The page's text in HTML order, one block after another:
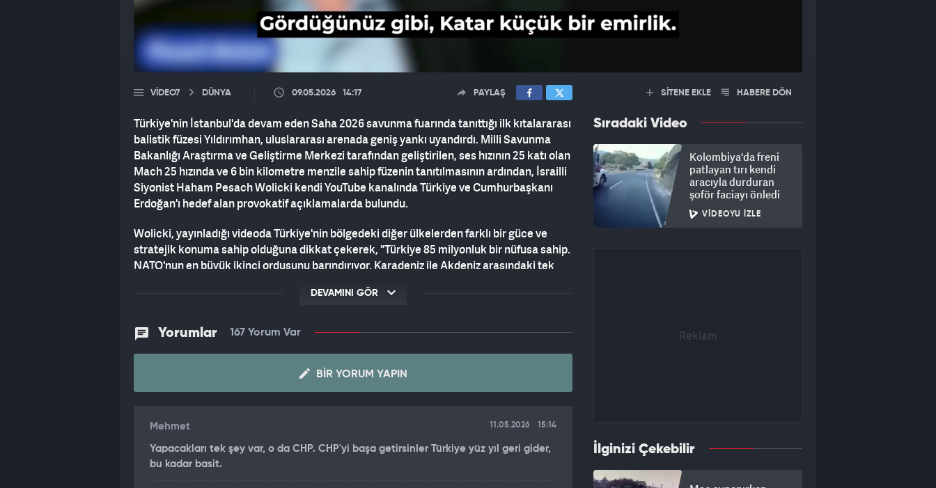
VIDEO7 DÜNYA 09.05.2026 14:17 PAYLAŞ
Türkiye'nin İstanbul'da devam eden Saha 2026 savunma fuarında tanıttığı ilk kıtalararası
balistik füzesi Yıldırımhan, uluslararası arenada geniş yankı uyandırdı. Milli Savunma
Bakanlığı Araştırma ve Geliştirme Merkezi tarafından geliştirilen, ses hızının 25 katı olan
Mach 25 hızında ve 6 bin kilometre menzile sahip füzenin tanıtılmasının ardından, İsrailli
Siyonist Haham Pesach Wolicki kendi YouTube kanalında Türkiye ve Cumhurbaşkanı
Erdoğan'ı hedef alan provokatif açıklamalarda bulundu.
Wolicki, yayınladığı videoda Türkiye'nin bölgedeki diğer ülkelerden farklı bir güce ve
stratejik konuma sahip olduğuna dikkat çekerek, "Türkiye 85 milyonluk bir nüfusa sahip.
NATO'nun en büyük ikinci ordusunu barındırıyor. Karadeniz ile Akdeniz arasındaki tek
Avrupa, Orta Doğu ile Orta Asya'nın stratejik kavşağında oturuyor. Ve şimdi kıtalararası
"TÜRKİYE AVRUPA'NIN HER BAŞKENTİNE ULAŞABİLECEK BİR SİLAH İNŞA EDİYOR"
Siyasal İslam'ın Batı medeniyetini içeriden yıkmayı hedefleyen bir proje olduğunu iddia
eden Siyonist haham, Türkiye'nin diplomatik ve jeopolitik düzeyde bu stratejiyi
mağdur rolü oynadığını savunan Wolicki, "Erdoğan, 'Avrupa Birliği bizi Müslüman
tavizler koparmaya çalışıyor. Bu arada NATO üyeliği onun kalkanı iken, terör örgütlerine
ev sahipliği yapıyor." ifadelerini kullandı.
DEVAMINI GÖR
Yorumlar 167 Yorum Var
BIR YORUM YAPIN
Mehmet 11.05.2026 15:14
Yapacakları tek şey var, o da CHP. CHP'yi başa getirsinler Türkiye yüz yıl geri gider,
bu kadar basit.
SİTENE EKLE HABERE DÖN
Sıradaki Video
Kolombiya'da freni
patlayan tırı kendi
aracıyla durduran
şoför faciayı önledi
VIDEOYU İZLE
İlginizi Çekebilir